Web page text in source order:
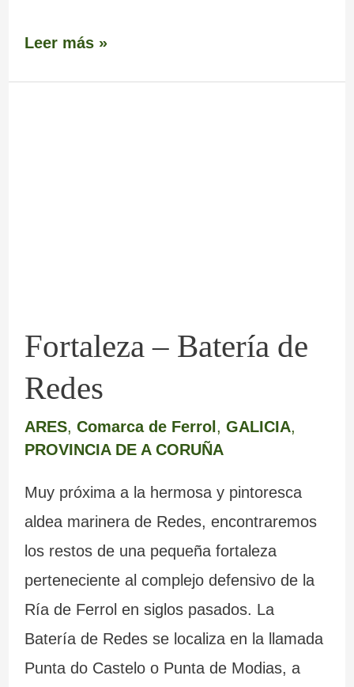
Leer más »
Fortaleza – Batería de
Redes
ARES, Comarca de Ferrol , GALICIA,
PROVINCIA DE A CORUÑA
Muy próxima a la hermosa y pintoresca
aldea marinera de Redes, encontraremos
los restos de una pequeña fortaleza
perteneciente al complejo defensivo de la
Ría de Ferrol en siglos pasados. La
Batería de Redes se localiza en la llamada
Punta do Castelo o Punta de Modias, a